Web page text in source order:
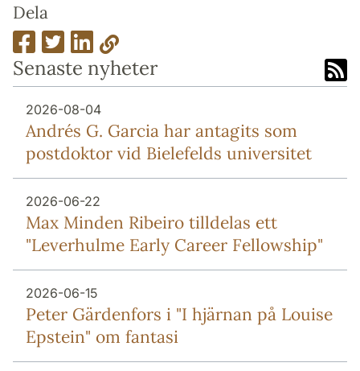
Dela
Senaste nyheter
2026-08-04
Andrés G. Garcia har antagits som
postdoktor vid Bielefelds universitet
2026-06-22
Max Minden Ribeiro tilldelas ett
"Leverhulme Early Career Fellowship"
2026-06-15
Peter Gärdenfors i "I hjärnan på Louise
Epstein" om fantasi